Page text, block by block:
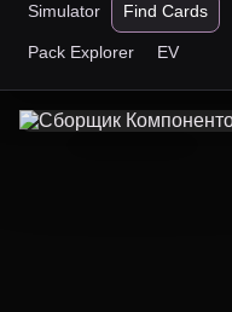
Simulator Find Cards
Pack Explorer EV